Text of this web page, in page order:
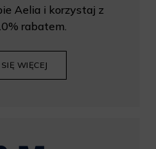
Aelia i korzystaj z
rabatem.
WIĘCEJ